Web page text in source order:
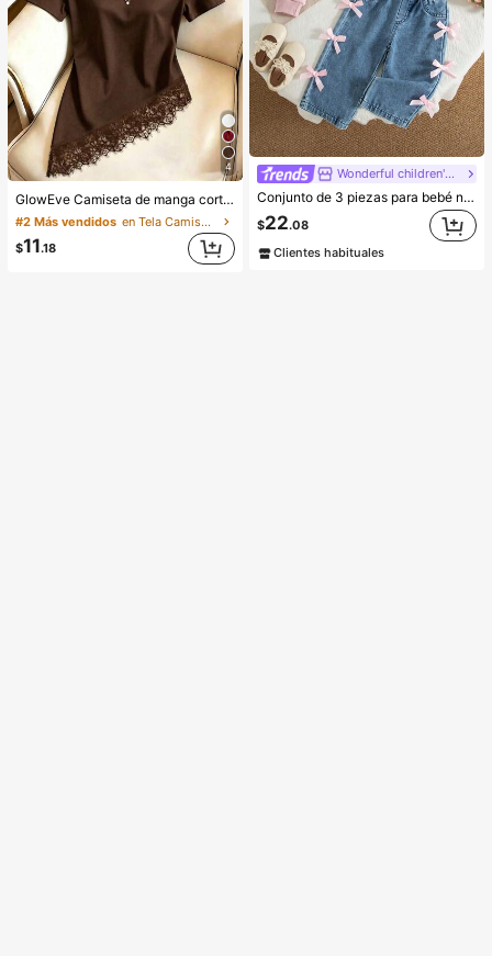
4
GlowEve Camiseta de manga corta de cuello redondo de unicolor casual versátil para uso diario para mujer
#2 Más vendidos
en Tela Camisetas De Mujer
$11.18
Wonderful children's clothing
Conjunto de 3 piezas para bebé niña: sudadera con capucha estampada con lazo en estilo casual americano, camiseta de unicolor y pantalones vaqueros rectos con lazo, para otoño/invierno
$22.08
Clientes habituales